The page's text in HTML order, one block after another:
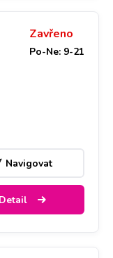
Zavřeno
Po-Ne: 9-21
Navigovat
Detail